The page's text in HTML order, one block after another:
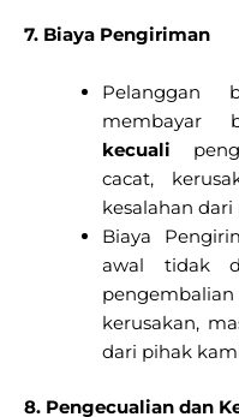
7. Biaya Pengiriman
Pelanggan
membayar
kecuali
cacat,
kesalahan
Biaya
awal tidak
kerusakan,
dari pihak
8. Pengecualian dan